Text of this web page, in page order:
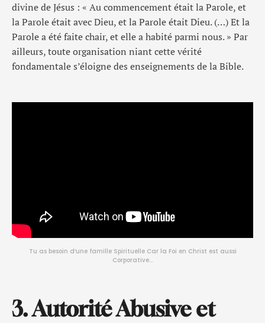
divine de Jésus : « Au commencement était la Parole, et
la Parole était avec Dieu, et la Parole était Dieu. (…) Et la
Parole a été faite chair, et elle a habité parmi nous. » Par
ailleurs, toute organisation niant cette vérité
fondamentale s’éloigne des enseignements de la Bible.
Tu as besoin d’une famille Spirituelle Car la Foi en Christ est aussi
Corporative…
3. Autorité Abusive et